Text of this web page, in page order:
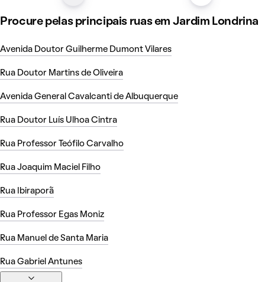
Procure pelas principais ruas em Jardim Londrina
Avenida Doutor Guilherme Dumont Vilares
Rua Doutor Martins de Oliveira
Avenida General Cavalcanti de Albuquerque
Rua Doutor Luís Ulhoa Cintra
Rua Professor Teófilo Carvalho
Rua Joaquim Maciel Filho
Rua Ibiraporã
Rua Professor Egas Moniz
Rua Manuel de Santa Maria
Rua Gabriel Antunes